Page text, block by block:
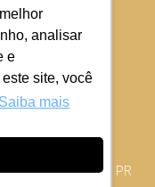
analisar
e
site, você
Saiba mais
1, Califórnia - PR